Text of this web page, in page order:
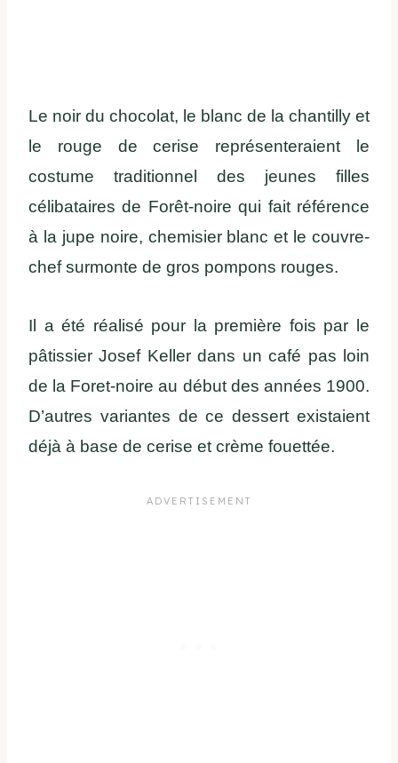
Le noir du chocolat, le blanc de la chantilly et
le rouge de cerise représenteraient le
costume traditionnel des jeunes filles
célibataires de Forêt-noire qui fait référence
à la jupe noire, chemisier blanc et le couvre-
chef surmonte de gros pompons rouges.
Il a été réalisé pour la première fois par le
pâtissier Josef Keller dans un café pas loin
de la Foret-noire au début des années 1900.
D’autres variantes de ce dessert existaient
déjà à base de cerise et crème fouettée.